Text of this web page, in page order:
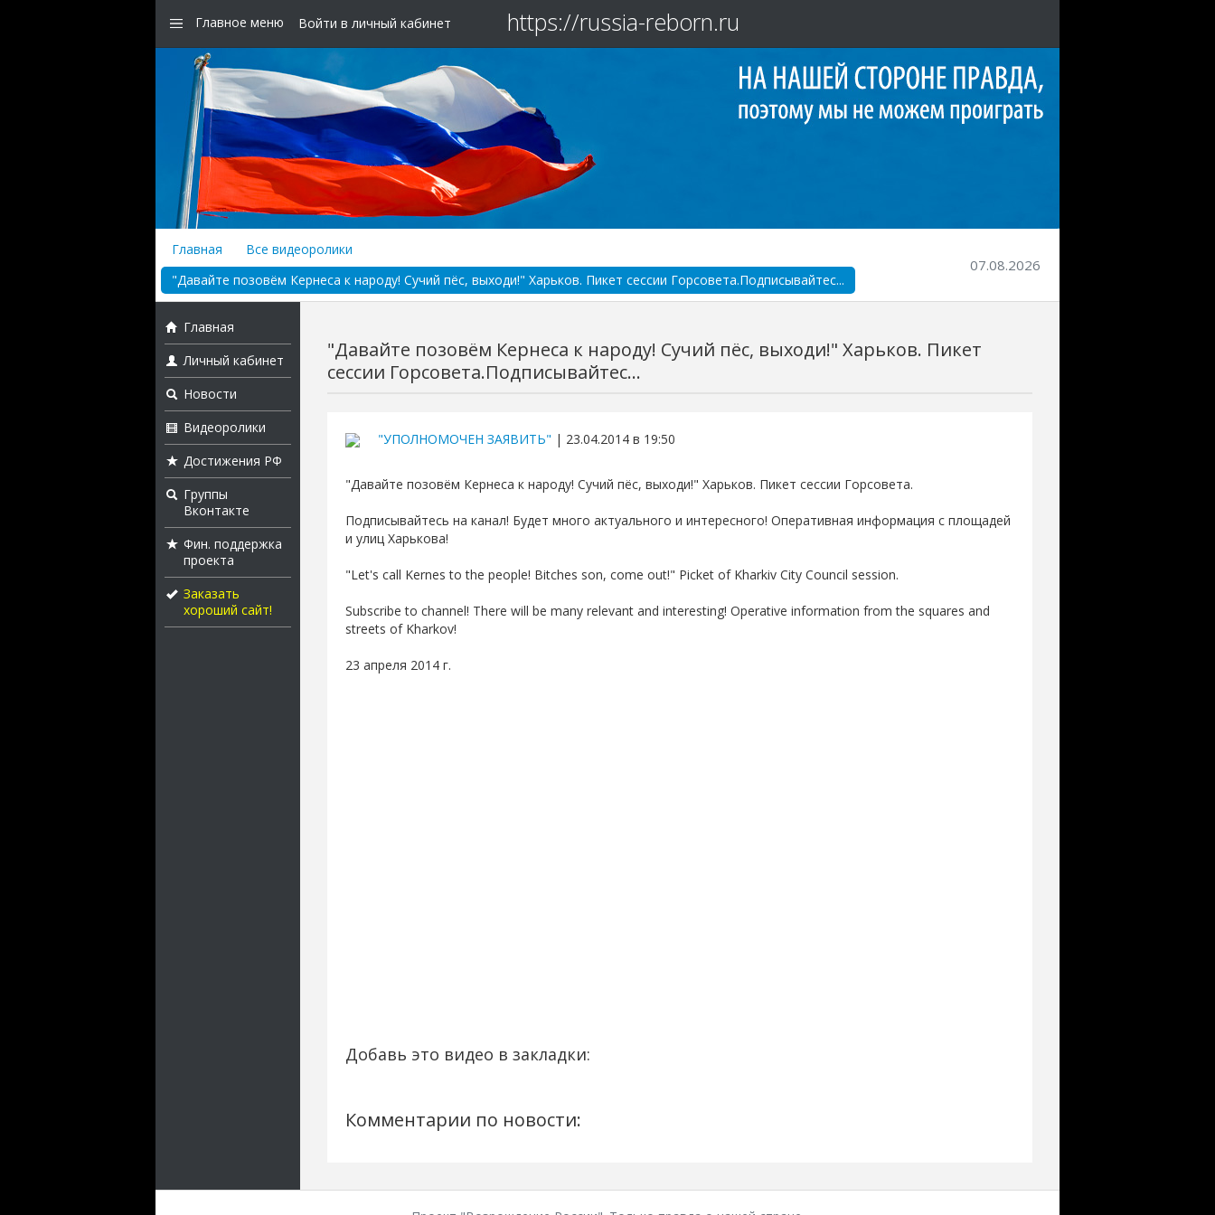
Главное меню Войти в личный кабинет https://russia-reborn.ru
Главная
Все видеоролики
"Давайте позовём Кернеса к народу! Сучий пёс, выходи!" Харьков. Пикет сессии Горсовета.Подписывайтес...
07.08.2026
Главная
Личный кабинет
Новости
Видеоролики
Достижения РФ
Группы
Вконтакте
Фин. поддержка
проекта
Заказать
хороший сайт!
"Давайте позовём Кернеса к народу! Сучий пёс, выходи!" Харьков. Пикет
сессии Горсовета.Подписывайтес...
"УПОЛНОМОЧЕН ЗАЯВИТЬ" | 23.04.2014 в 19:50
"Давайте позовём Кернеса к народу! Сучий пёс, выходи!" Харьков. Пикет сессии Горсовета.
Подписывайтесь на канал! Будет много актуального и интересного! Оперативная информация с площадей
и улиц Харькова!
"Let's call Kernes to the people! Bitches son, come out!" Picket of Kharkiv City Council session.
Subscribe to channel! There will be many relevant and interesting! Operative information from the squares and
streets of Kharkov!
23 апреля 2014 г.
Добавь это видео в закладки:
Комментарии по новости: